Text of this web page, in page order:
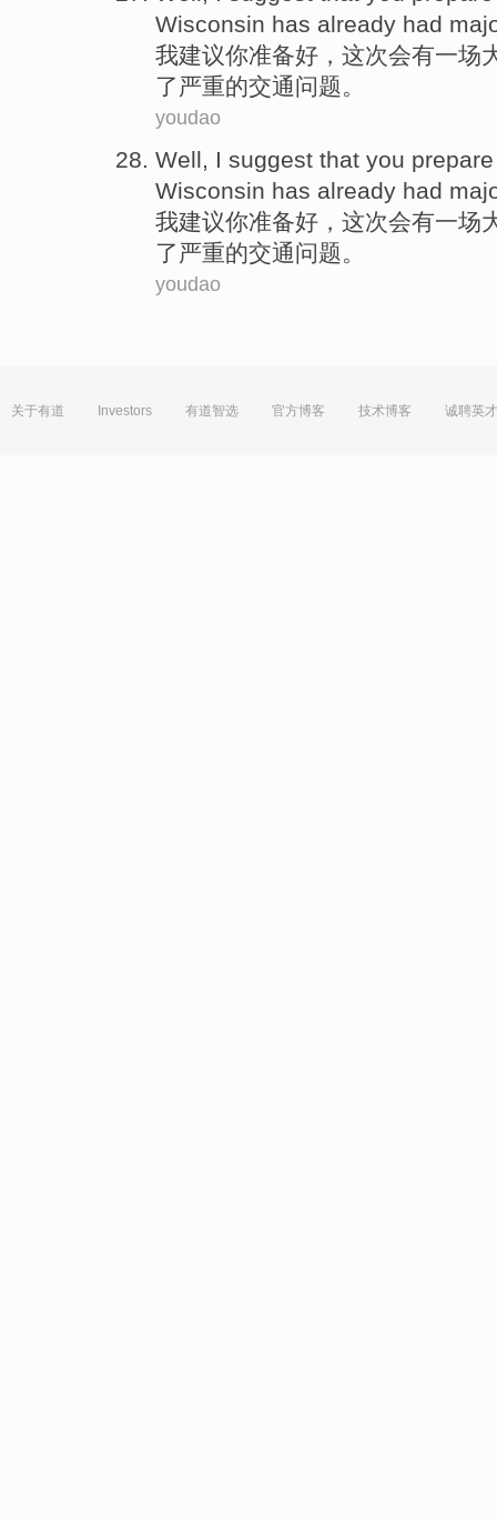
Wisconsin has already had
我建议你准备好 ， 这次会有一场
了 严重的交通问题。
youdao
Well I suggest that you
Wisconsin has already had
我建议你准备好 ， 这次会有一场
了 严重的交通问题 。
youdao
关于有道 Investors 有道智选 官方博客 技术博客 诚聘英才